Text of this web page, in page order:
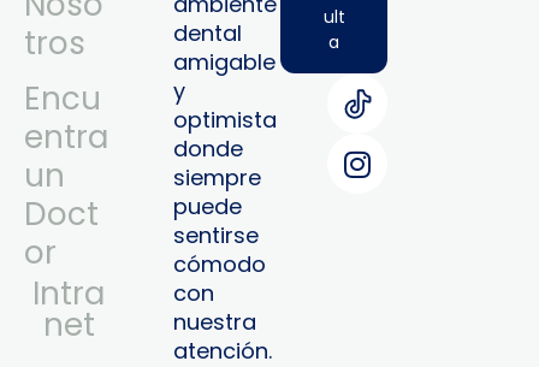
tros
Encu
entra
un
Doct
or
Intra
Net
dental
amigable
y
optimista
donde
siempre
puede
sentirse
cómodo
con
nuestra
atención.
ult
a